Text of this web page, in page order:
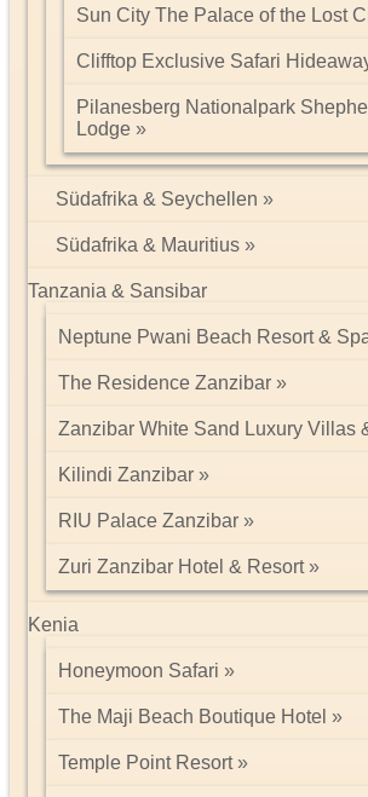
Sun City The Palace of the Lost
Clifftop Exclusive Safari
Pilanesberg Nationalpark
Lodge
Südafrika & Seychellen
Südafrika & Mauritius
Tanzania & Sansibar
Neptune Pwani Beach Resort &
The Residence Zanzibar
Zanzibar White Sand Luxury Villas
Kilindi Zanzibar
RIU Palace Zanzibar
Zuri Zanzibar Hotel & Resort
Kenia
Honeymoon Safari
The Maji Beach Boutique Hotel
Temple Point Resort